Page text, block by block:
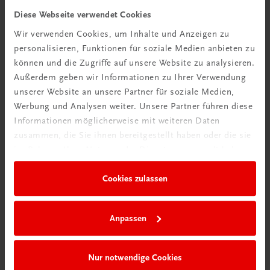
Diese Webseite verwendet Cookies
Wir verwenden Cookies, um Inhalte und Anzeigen zu
personalisieren, Funktionen für soziale Medien anbieten zu
können und die Zugriffe auf unsere Website zu analysieren.
Außerdem geben wir Informationen zu Ihrer Verwendung
unserer Website an unsere Partner für soziale Medien,
Werbung und Analysen weiter. Unsere Partner führen diese
Informationen möglicherweise mit weiteren Daten
zusammen, die Sie ihnen bereitgestellt haben oder die sie
Cookies zulassen
Anpassen
Nur notwendige Cookies
Praxisblicke Tourismus 1./2. Sem. Kolleg
Betriebs- und Volkswirtschaft
TRAUNER-DigiBox
€ 30,78
Betriebs-
€ 26,39
Rechnungswesen und Controlling